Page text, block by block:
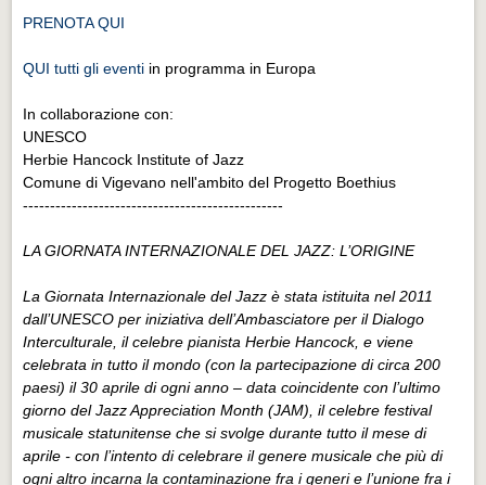
PRENOTA QUI
QUI tutti gli eventi in programma in Europa
In collaborazione con:
UNESCO
Herbie Hancock Institute of Jazz
Comune di Vigevano nell'ambito del Progetto Boethius
------------------------------------------------
LA GIORNATA INTERNAZIONALE DEL JAZZ: L’ORIGINE
La Giornata Internazionale del Jazz è stata istituita nel 2011
dall’UNESCO per iniziativa dell’Ambasciatore per il Dialogo
Interculturale, il celebre pianista Herbie Hancock, e viene
celebrata in tutto il mondo (con la partecipazione di circa 200
paesi) il 30 aprile di ogni anno – data coincidente con l’ultimo
giorno del Jazz Appreciation Month (JAM), il celebre festival
musicale statunitense che si svolge durante tutto il mese di
aprile - con l’intento di celebrare il genere musicale che più di
ogni altro incarna la contaminazione fra i generi e l’unione fra i